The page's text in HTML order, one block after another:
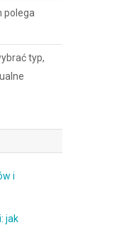
polega
typ,
i
jak